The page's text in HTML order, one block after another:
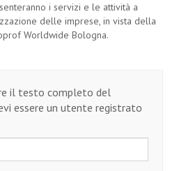
i servizi e le attività a
delle imprese, in vista della
Worldwide Bologna.
il testo completo del
essere un utente registrato